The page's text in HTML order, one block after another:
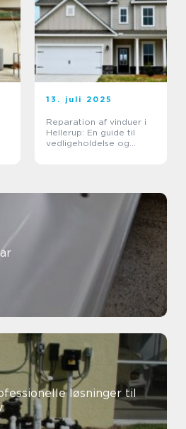
13. juli 2025
Reparation af vinduer i
Hellerup: En guide til
vedligeholdelse og
løsninger til